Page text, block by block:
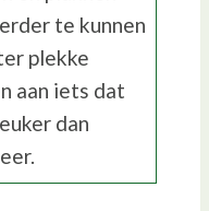
te kunnen
plekke
aan iets dat
dan